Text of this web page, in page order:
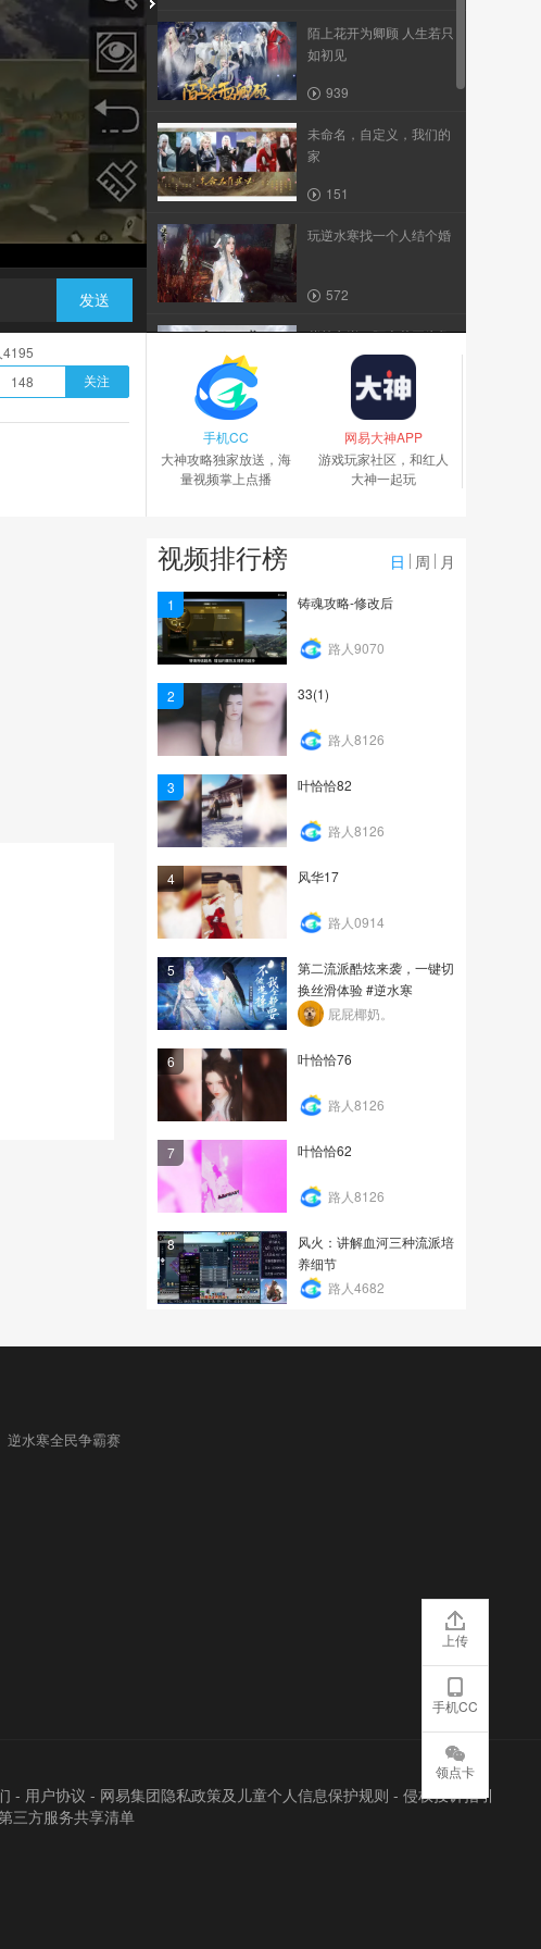
发送
陌上花开为卿顾 人生若只
如初见
939
未命名，自定义，我们的
家
151
玩逆水寒找一个人结个婚
572
紫禁之巅vs陌上花开为卿
逆水寒第四届诸神之战天
下第一帮决赛...
30
video_20260612_15135
0
19
4195
148
关注
手机CC
大神攻略独家放送，海
量视频掌上点播
网易大神APP
游戏玩家社区，和红人
大神一起玩
视频排行榜 日 周 月
1 铸魂攻略-修改后
路人9070
2 33(1)
路人8126
3 叶恰恰82
路人8126
4 风华17
路人0914
5
第二流派酷炫来袭，一键切
换丝滑体验 #逆水寒
屁屁椰奶。
6 叶恰恰76
路人8126
7 叶恰恰62
路人8126
8
风火：讲解血河三种流派培
养细节
路人4682
逆水寒全民争霸赛
- 用户协议 - 网易集团隐私政策及儿童个人信息保护规则 - 侵权投诉指引
三方服务共享清单
上传
手机CC
领点卡